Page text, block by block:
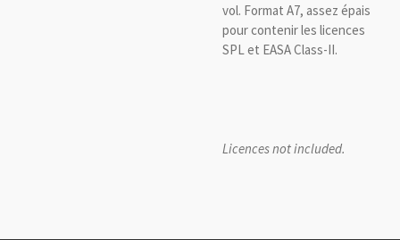
vol. Format A7, assez épais
pour contenir les licences
SPL et EASA Class-II.
Licences not included.